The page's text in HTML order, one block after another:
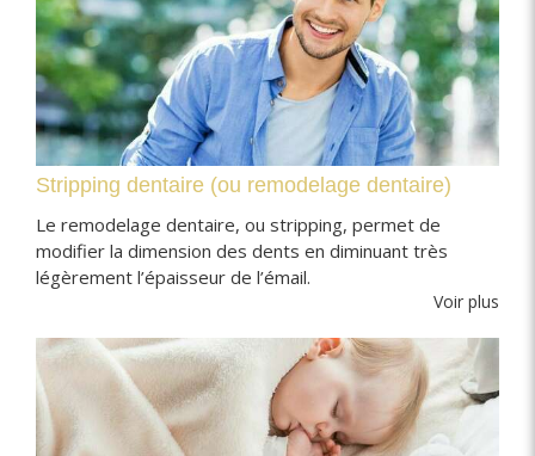
Stripping dentaire (ou remodelage dentaire)
Le remodelage dentaire, ou stripping, permet de
modifier la dimension des dents en diminuant très
légèrement l’épaisseur de l’émail.
Voir plus